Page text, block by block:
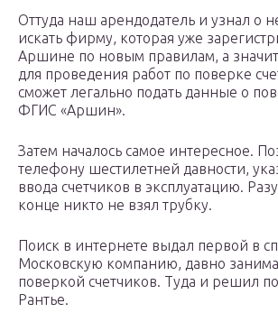
Оттуда наш арендодатель и узнал о
искать фирму, которая уже
Аршине по новым правилам, а
для проведения работ по поверке
сможет легально подать данные о
ФГИС «Аршин».
Затем началось самое интересное.
телефону шестилетней давности,
ввода счетчиков в эксплуатацию.
конце никто не взял трубку.
Поиск в интернете выдал первой в
Московскую компанию, давно
поверкой счетчиков. Туда и решил
Рантье.